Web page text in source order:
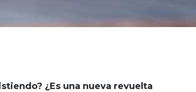
¿Es una nueva revuelta